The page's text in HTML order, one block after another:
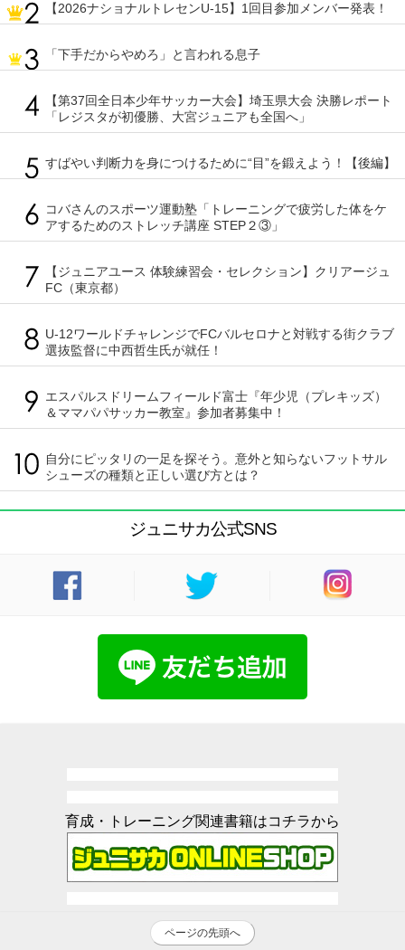
【2026ナショナルトレセンU-15】1回目参加メンバー発表！
「下手だからやめろ」と言われる息子
【第37回全日本少年サッカー大会】埼玉県大会 決勝レポート
「レジスタが初優勝、大宮ジュニアも全国へ」
すばやい判断力を身につけるために“目”を鍛えよう！【後編】
コバさんのスポーツ運動塾「トレーニングで疲労した体をケ
アするためのストレッチ講座 STEP２③」
【ジュニアユース 体験練習会・セレクション】クリアージュ
FC（東京都）
U-12ワールドチャレンジでFCバルセロナと対戦する街クラブ
選抜監督に中西哲生氏が就任！
エスパルスドリームフィールド富士『年少児（プレキッズ）
＆ママパパサッカー教室』参加者募集中！
自分にピッタリの一足を探そう。意外と知らないフットサル
シューズの種類と正しい選び方とは？
ジュニサカ公式SNS
育成・トレーニング関連書籍はコチラから
ページの先頭へ